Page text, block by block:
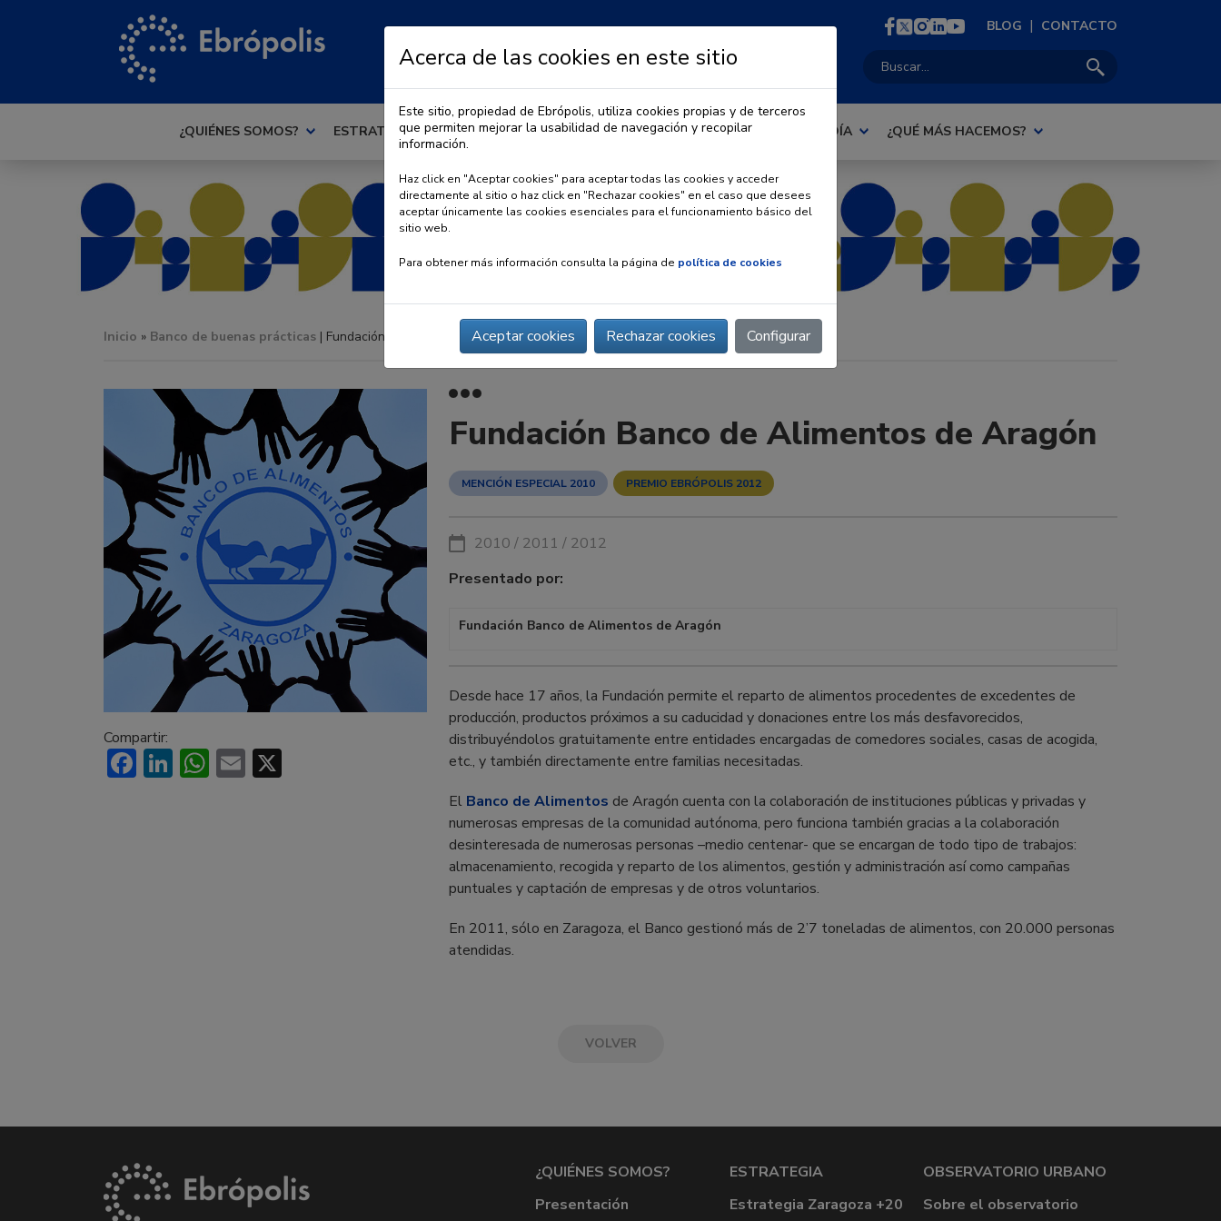
BLOG | CONTACTO
¿QUIÉNES SOMOS? ESTRATEGIA OBSERVATORIO URBANO PREMIO EBRÓPOLIS AL DÍA ¿QUÉ MÁS HACEMOS?
Inicio » Banco de buenas prácticas | Fundación Banco de Alimentos de Aragón
Compartir:
Facebook
LinkedIn
WhatsApp
Email
Fundación Banco de Alimentos de Aragón
MENCIÓN ESPECIAL 2010 PREMIO EBRÓPOLIS 2012
2010 / 2011 / 2012
Presentado por:
Fundación Banco de Alimentos de Aragón
Desde hace 17 años, la Fundación permite el reparto de alimentos procedentes de excedentes de
producción, productos próximos a su caducidad y donaciones entre los más desfavorecidos,
distribuyéndolos gratuitamente entre entidades encargadas de comedores sociales, casas de acogida,
etc., y también directamente entre familias necesitadas.
El Banco de Alimentos de Aragón cuenta con la colaboración de instituciones públicas y privadas y
numerosas empresas de la comunidad autónoma, pero funciona también gracias a la colaboración
desinteresada de numerosas personas –medio centenar- que se encargan de todo tipo de trabajos:
almacenamiento, recogida y reparto de los alimentos, gestión y administración así como campañas
puntuales y captación de empresas y de otros voluntarios.
En 2011, sólo en Zaragoza, el Banco gestionó más de 2’7 toneladas de alimentos, con 20.000 personas
atendidas.
VOLVER
¿QUIÉNES SOMOS?
Presentación
ESTRATEGIA
Estrategia Zaragoza +20
OBSERVATORIO URBANO
Sobre el observatorio
Acerca de las cookies en este sitio
Este sitio, propiedad de Ebrópolis, utiliza cookies propias y de terceros
que permiten mejorar la usabilidad de navegación y recopilar
información.
Haz click en "Aceptar cookies" para aceptar todas las cookies y acceder
directamente al sitio o haz click en "Rechazar cookies" en el caso que desees
aceptar únicamente las cookies esenciales para el funcionamiento básico del
sitio web.
Para obtener más información consulta la página de política de cookies
Aceptar cookies Rechazar cookies Configurar